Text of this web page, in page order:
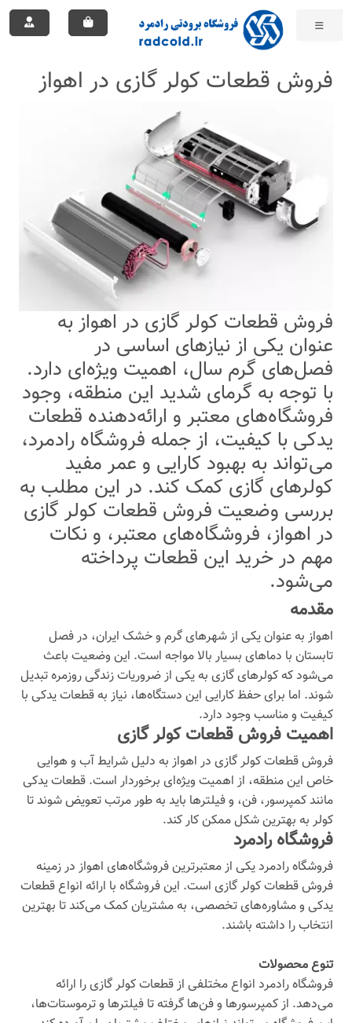
فروش قطعات کولر گازی در اهواز
فروش قطعات کولر گازی در اهواز به
عنوان یکی از نیازهای اساسی در
فصل‌های گرم سال، اهمیت ویژه‌ای دارد.
با توجه به گرمای شدید این منطقه، وجود
فروشگاه‌های معتبر و ارائه‌دهنده قطعات
یدکی با کیفیت، از جمله فروشگاه رادمرد،
می‌تواند به بهبود کارایی و عمر مفید
کولرهای گازی کمک کند. در این مطلب به
بررسی وضعیت فروش قطعات کولر گازی
در اهواز، فروشگاه‌های معتبر، و نکات
مهم در خرید این قطعات پرداخته
می‌شود.
مقدمه
اهواز به عنوان یکی از شهرهای گرم و خشک ایران، در فصل
تابستان با دماهای بسیار بالا مواجه است. این وضعیت باعث
می‌شود که کولرهای گازی به یکی از ضروریات زندگی روزمره تبدیل
شوند. اما برای حفظ کارایی این دستگاه‌ها، نیاز به قطعات یدکی با
کیفیت و مناسب وجود دارد.
اهمیت فروش قطعات کولر گازی
فروش قطعات کولر گازی در اهواز به دلیل شرایط آب و هوایی
خاص این منطقه، از اهمیت ویژه‌ای برخوردار است. قطعات یدکی
مانند کمپرسور، فن، و فیلترها باید به طور مرتب تعویض شوند تا
کولر به بهترین شکل ممکن کار کند.
فروشگاه رادمرد
فروشگاه رادمرد یکی از معتبرترین فروشگاه‌های اهواز در زمینه
فروش قطعات کولر گازی است. این فروشگاه با ارائه انواع قطعات
یدکی و مشاوره‌های تخصصی، به مشتریان کمک می‌کند تا بهترین
انتخاب را داشته باشند.
تنوع محصولات
فروشگاه رادمرد انواع مختلفی از قطعات کولر گازی را ارائه
می‌دهد. از کمپرسورها و فن‌ها گرفته تا فیلترها و ترموستات‌ها،